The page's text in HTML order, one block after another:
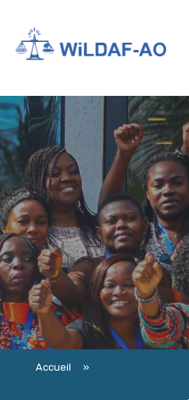
Accueil »